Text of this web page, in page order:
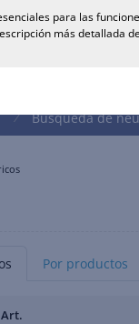
Búsqueda de
Por productos
para las
más detallada